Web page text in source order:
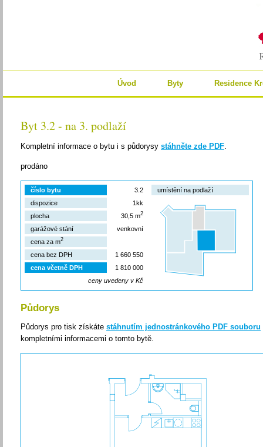
Byt 3.2 - na 3. podlaží
Kompletní informace o bytu i s půdorysy stáhněte zde PDF.
prodáno
číslo bytu 3.2
umístění na podlaží
dispozice
1kk
plocha
30,5 m2
garážové stání
venkovní
cena za m2
cena bez DPH
1 660 550
cena včetně DPH
1 810 000
ceny uvedeny v Kč
Půdorys
Půdorys pro tisk získáte stáhnutím jednostránkového PDF souboru
kompletními informacemi o tomto bytě.
Úvod Byty Residence